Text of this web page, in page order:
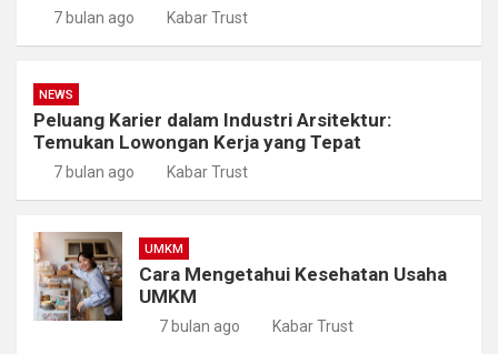
7 bulan ago Kabar Trust
NEWS
Peluang Karier dalam Industri Arsitektur:
Temukan Lowongan Kerja yang Tepat
7 bulan ago Kabar Trust
UMKM
Cara Mengetahui Kesehatan Usaha
UMKM
7 bulan ago Kabar Trust